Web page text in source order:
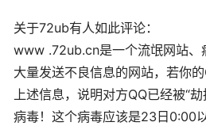
关于72ub有人如此评论：
www .72ub.cn是一个流氓网站、
大量发送不良信息的网站，若你
上述信息，说明对方QQ已经被“
病毒！这个病毒应该是23日0:00